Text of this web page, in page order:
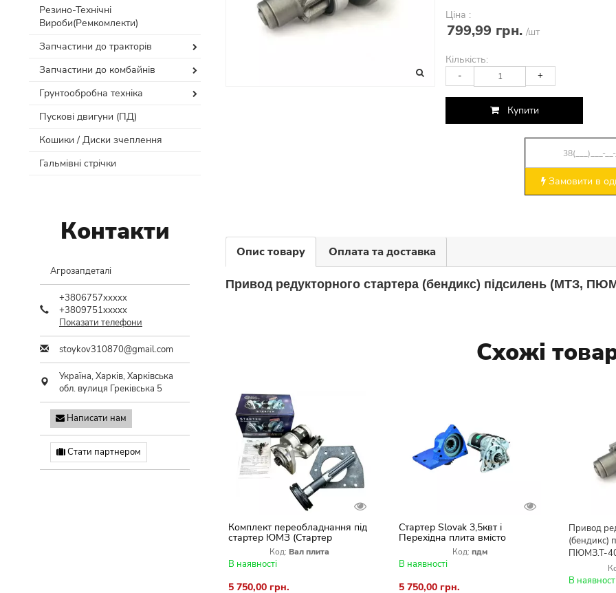
Ціна :
799,99 грн. /шт
Кількість:
- +
Купити
Замовити в
Опис товару Оплата та доставка
Привод редукторного стартера (бендикс) підсилень (МТЗ,
Схожі
Комплект переобладнання під
стартер ЮМЗ (Стартер
3.2+Вал, Плита, Заглушка)
Код: Вал плита
В наявності
5 750,00 грн.
Стартер Slovak 3,5квт і
Перехідна плита вмісто
пускача ПДМ (МТЗ, ЮМЗ,
Т-150) (комплект
переобладнання)
Код: пдм
В наявності
5 750,00 грн.
Привод
(бендикс)
ПЮМЗ.Т-
В
Резино-Технічні
Вироби(Ремкомлекти)
Запчастини до тракторів
Запчастини до комбайнів
Грунтообробна техніка
Пускові двигуни (ПД)
Кошики / Диски зчеплення
Гальмівні стрічки
Контакти
Агрозапдеталі
+3806757xxxxx
+3809751xxxxx
Показати телефони
stoykov310870@gmail.com
Україна,Харків,Харківська
обл. вулиця Греківська 5
Написати нам
Стати партнером